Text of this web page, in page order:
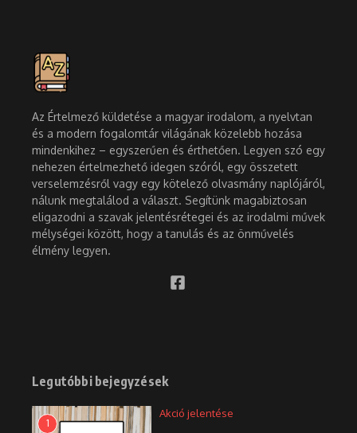
Az Értelmező küldetése a magyar irodalom, a nyelvtan
és a modern fogalomtár világának közelebb hozása
mindenkihez – egyszerűen és érthetően. Legyen szó egy
nehezen értelmezhető idegen szóról, egy összetett
verselemzésről vagy egy kötelező olvasmány naplójáról,
nálunk megtalálod a választ. Segítünk magabiztosan
eligazodni a szavak jelentésrétegei és az irodalmi művek
mélységei között, hogy a tanulás és az önművelés
élmény legyen.
Legutóbbi bejegyzések
1
Akció jelentése